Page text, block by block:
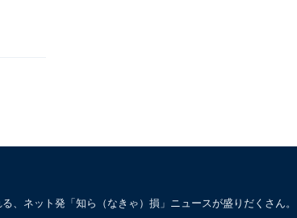
、ネット発「知ら（なきゃ）損」ニュースが盛りだくさん。